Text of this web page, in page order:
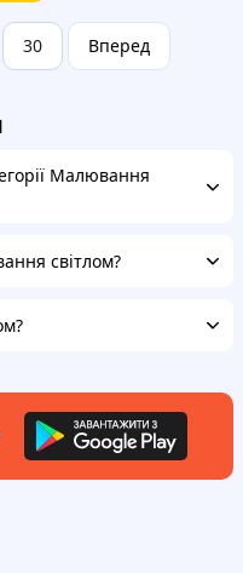
30 Вперед
Малювання
світлом?